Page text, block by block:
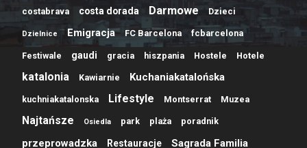
costabrava costa dorada Darmowe Dzieci
Dzielnice Emigracja FC Barcelona fcbarcelona
Festiwale gaudi gracia hiszpania Hostele Hotele
katalonia Kawiarnie Kuchaniakatalońska
kuchniakatalonska Lifestyle Montserrat Muzea
Najtańsze Osiedla park plaża poradnik
przeprowadzka Restauracje Sagrada Familia